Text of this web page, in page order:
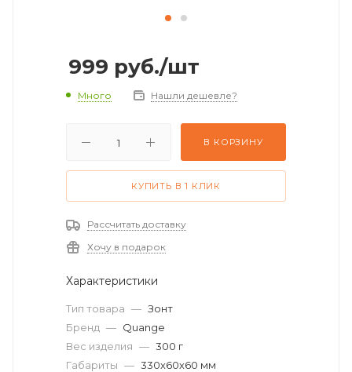
999 руб./шт
Много Нашли дешевле?
В КОРЗИНУ
КУПИТЬ В 1 КЛИК
Рассчитать доставку
Хочу в подарок
Характеристики
Тип товара — Зонт
Бренд — Quange
Вес изделия — 300 г
Габариты — 330х60х60 мм